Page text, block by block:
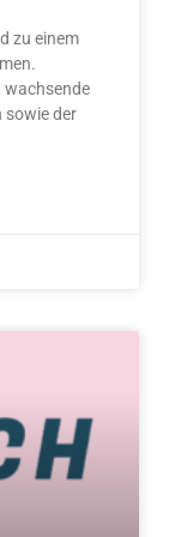
zu einem
wachsende
sowie der